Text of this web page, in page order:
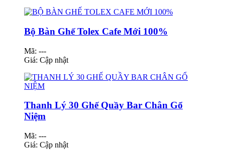
Bộ Bàn Ghế Tolex Cafe Mới 100%
Mã: ---
Giá: Cập nhật
Thanh Lý 30 Ghế Quầy Bar Chân Gổ
Niệm
Mã: ---
Giá: Cập nhật